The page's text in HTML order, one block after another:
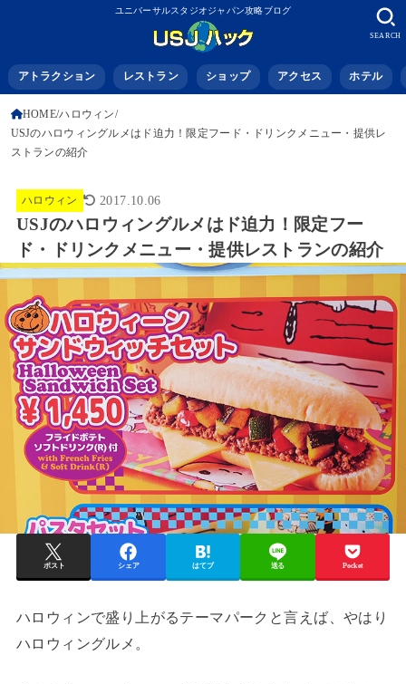
ユニバーサルスタジオジャパン攻略ブログ
アトラクション レストラン ショップ アクセス ホテル
SEARCH
HOME ハロウィン
USJのハロウィングルメはド迫力！限定フード・ドリンクメニュー・提供レ
ストランの紹介
ハロウィン 2017.10.06
USJのハロウィングルメはド迫力！限定フー
ド・ドリンクメニュー・提供レストランの紹介
ポスト シェア はてブ 送る Pocket
ハロウィンで盛り上がるテーマパークと言えば、やはり
ハロウィングルメ。